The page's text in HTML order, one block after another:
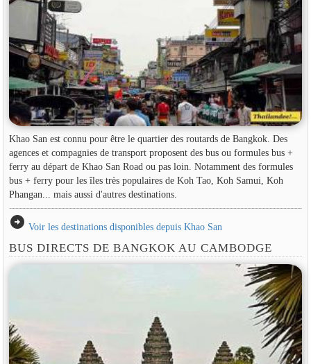
Khao San est connu pour être le quartier des routards de Bangkok. Des
agences et compagnies de transport proposent des bus ou formules bus +
ferry au départ de Khao San Road ou pas loin. Notamment des formules
bus + ferry pour les îles très populaires de Koh Tao, Koh Samui, Koh
Phangan... mais aussi d'autres destinations.
arrow_circle_right Voir les destinations disponibles depuis Khao San
BUS DIRECTS DE BANGKOK AU CAMBODGE